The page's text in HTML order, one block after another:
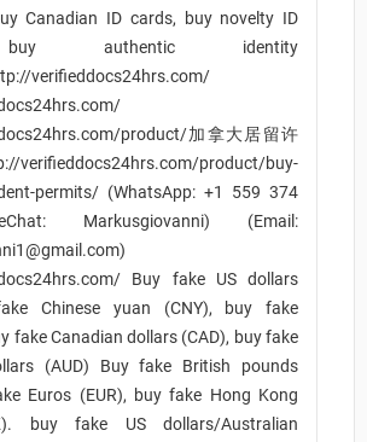
Canadian ID cards, buy novelty ID
authentic identity
verifieddocs24hrs.com/
product/加拿大居留许
product/buy-
permits/ (WhatsApp: +1 559 374
Markusgiovanni) (Email:
Buy fake US dollars
Chinese yuan (CNY), buy fake
fake Canadian dollars (CAD), buy fake
(AUD) Buy fake British pounds
Euros (EUR), buy fake Hong Kong
buy fake US dollars/Australian